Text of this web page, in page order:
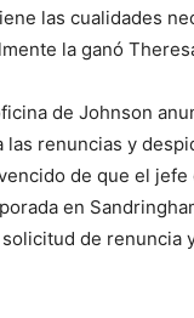
las cualidades
la ganó
de Johnson
las renuncias y
de que el jefe
en
solicitud de renuncia